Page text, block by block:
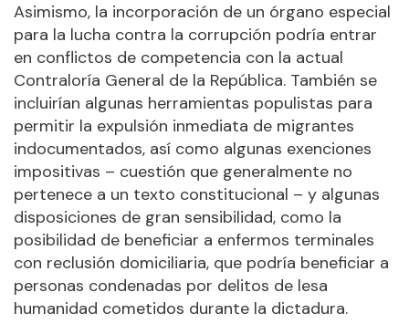
Asimismo, la incorporación de un órgano especial
para la lucha contra la corrupción podría entrar
en conflictos de competencia con la actual
Contraloría General de la República. También se
incluirían algunas herramientas populistas para
permitir la expulsión inmediata de migrantes
indocumentados, así como algunas exenciones
impositivas – cuestión que generalmente no
pertenece a un texto constitucional – y algunas
disposiciones de gran sensibilidad, como la
posibilidad de beneficiar a enfermos terminales
con reclusión domiciliaria, que podría beneficiar a
personas condenadas por delitos de lesa
humanidad cometidos durante la dictadura.